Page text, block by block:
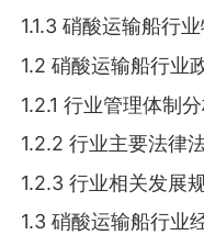
1.1.3 硝酸运输船行
1.2 硝酸运输船行业
1.2.1 行业管理体制
1.2.2 行业主要法律
1.2.3 行业相关发展
1.3 硝酸运输船行业